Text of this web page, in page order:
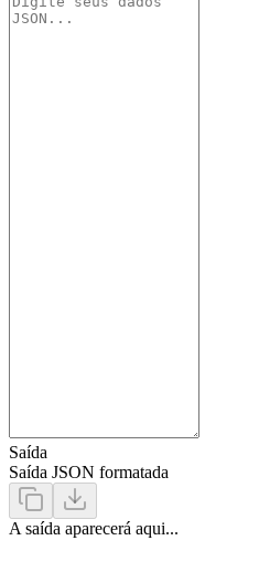
Saída
Saída JSON formatada
A saída aparecerá aqui...